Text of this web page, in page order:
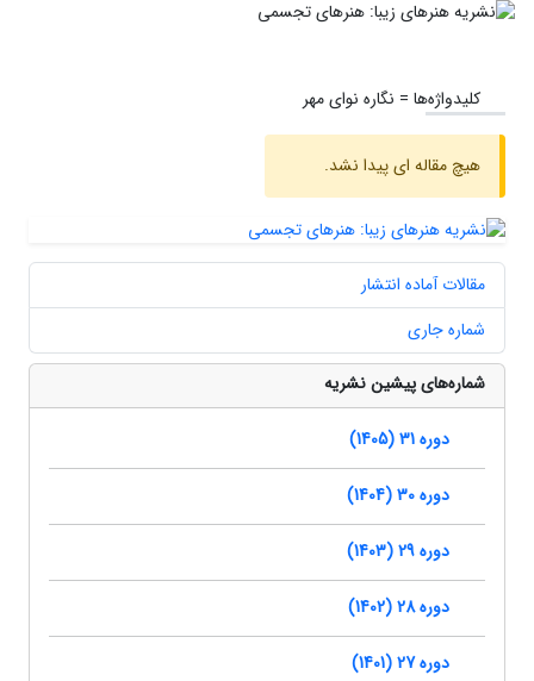
کلیدواژه‌ها = نگاره نوای مهر
هیچ مقاله ای پیدا نشد.
مقالات آماده انتشار
شماره جاری
شماره‌های پیشین نشریه
دوره 31 (1405)
دوره 30 (1404)
دوره 29 (1403)
دوره 28 (1402)
دوره 27 (1401)